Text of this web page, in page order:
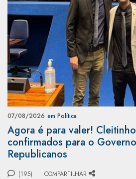
07/08/2026 em Política
Agora é para valer!
confirmados para o
Republicanos
(195) COMPARTILHAR